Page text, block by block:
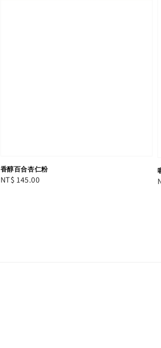
香醇百合杏仁粉
Regular
NT$ 145.00